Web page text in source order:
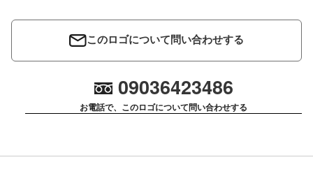
このロゴについて問い合わせする
09036423486
お電話で、このロゴについて問い合わせする